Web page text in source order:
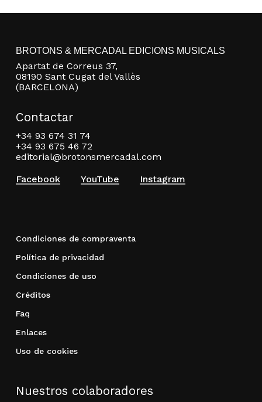
BROTONS & MERCADAL EDICIONS MUSICALS
Apartat de Correus 37,
08190 Sant Cugat del Vallès
(BARCELONA)
Contactar
+34 93 674 31 74
+34 93 675 46 72
editorial@brotonsmercadal.com
Facebook
YouTube Instagram
Condiciones de compraventa
Política de privacidad
Condiciones de uso
Créditos
Faq
Enlaces
Uso de cookies
Nuestros colaboradores